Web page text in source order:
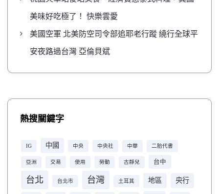
美味好吃極了！ 快樂雲愛
美國空軍 北美防空司令部追耶老行蹤 繞行全球平
安夜路過台灣 亞倫貝斌
熱搜關鍵字
IG 中國 中央 中央社 中華 二胎代書
亞洲 交易 使用 勞動 古靜兒 台中
台北 台北市 台灣 土耳其 地區 央行